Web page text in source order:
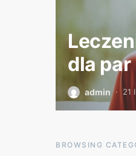
dla par
admin 21
BROWSING